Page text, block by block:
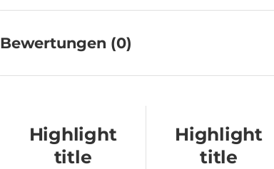
Bewertungen (0)
Highlight
title
Highlight
title